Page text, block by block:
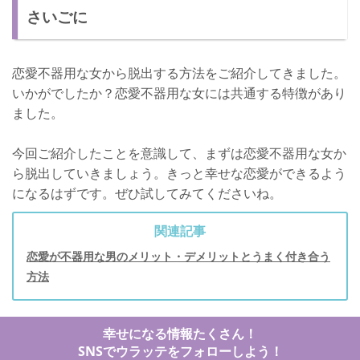
さいごに
恋愛不器用な女から脱出する方法をご紹介してきました。
いかがでしたか？恋愛不器用な女には共通する特徴があり
ました。
今回ご紹介したことを意識して、まずは恋愛不器用な女か
ら脱出していきましょう。きっと幸せな恋愛ができるよう
になるはずです。ぜひ試してみてくださいね。
関連記事
恋愛が不器用な男のメリット・デメリットとうまく付き合う
方法
幸せになる情報たくさん！
SNSでウラッテをフォローしよう！